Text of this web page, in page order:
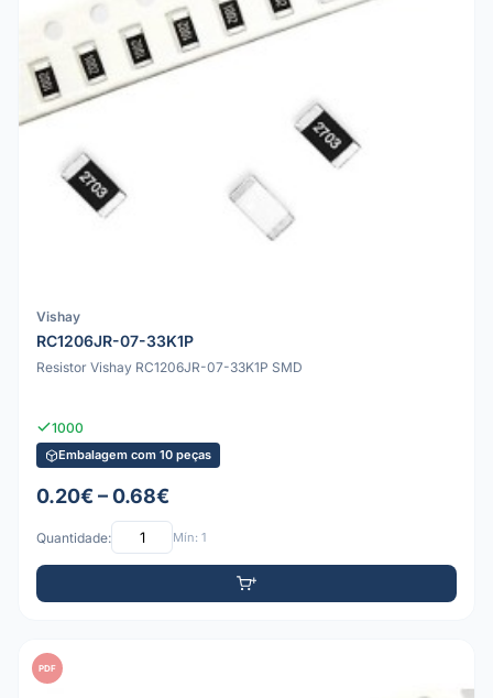
Vishay
RC1206JR-07-33K1P
Resistor Vishay RC1206JR-07-33K1P SMD
1000
Embalagem com 10 peças
0.20€ – 0.68€
Quantidade: Mín: 1
PDF